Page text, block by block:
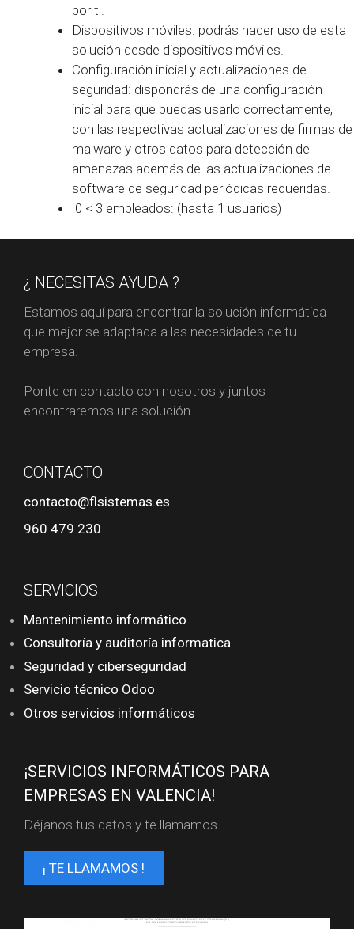
por ti.
Dispositivos móviles: podrás hacer uso de esta
solución desde dispositivos móviles.
Configuración inicial y actualizaciones de
seguridad: dispondrás de una configuración
inicial para que puedas usarlo correctamente,
con las respectivas actualizaciones de firmas de
malware y otros datos para detección de
amenazas además de las actualizaciones de
software de seguridad periódicas requeridas.
0 < 3 empleados: (hasta 1 usuarios)
¿ NECESITAS AYUDA ?
Estamos aquí para encontrar la solución informática
que mejor se adaptada a las necesidades de tu
empresa.
Ponte en contacto con nosotros y juntos
encontraremos una solución.
CONTACTO
contacto@flsistemas.es
960 479 230
SERVICIOS
Mantenimiento informático
Consultoría y auditoría informatica
Seguridad y ciberseguridad
Servicio técnico Odoo
Otros servicios informáticos
¡SERVICIOS INFORMÁTICOS PARA
EMPRESAS EN VALENCIA!
Déjanos tus datos y te llamamos.
¡ TE LLAMAMOS !